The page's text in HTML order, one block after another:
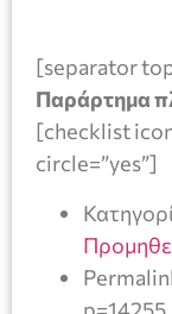
[separator
Παράρτημα
[checklist
circle=”yes”]